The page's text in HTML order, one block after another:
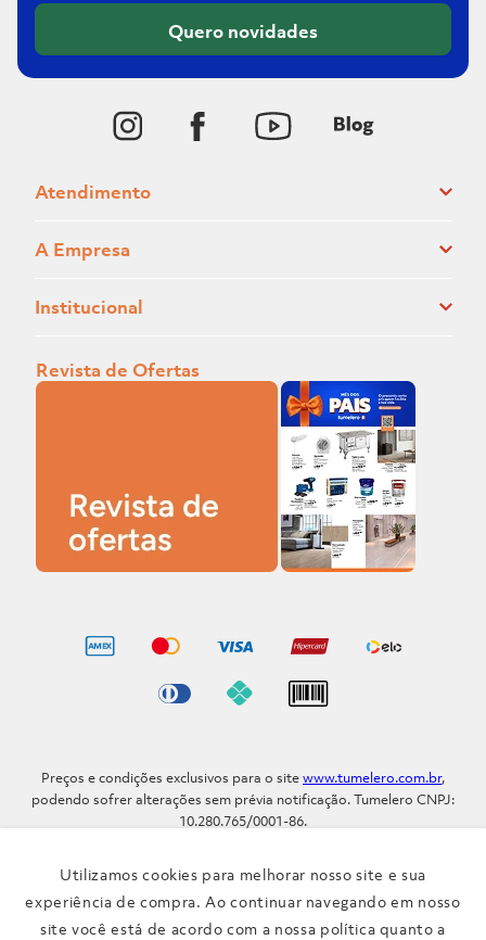
Utilizamos cookies para melhorar nosso site e sua
experiência de compra. Ao continuar navegando em nosso
site você está de acordo com a nossa política quanto a
Quero novidades
Atendimento
A Empresa
Institucional
Revista de Ofertas
Preços e condições exclusivos para o sitewww.tumelero.com.br,
podendo sofrer alterações sem prévia notificação. Tumelero CNPJ:
10.280.765/0001-86.
91.110-001
Telefone: (51) 3371-9290